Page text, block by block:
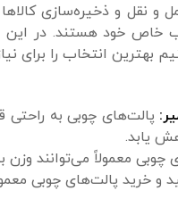
و نقل و ذخیره‌سازی
خاص خود هستند. در این
بهترین انتخاب را برای
پالت‌های چوبی به راحتی
یابد.
چوبی معمولاً می‌توانند
و خرید پالت‌های چوبی